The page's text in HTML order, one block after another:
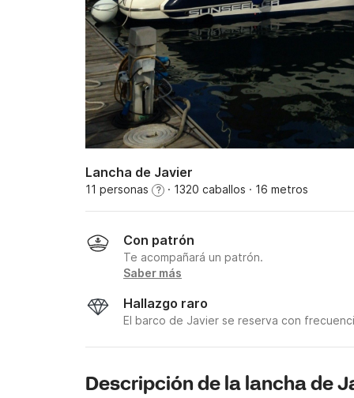
Lancha de Javier
11 personas ? · 1320 caballos · 16 metros
Con patrón
Te acompañará un patrón.
Saber más
Hallazgo raro
El barco de Javier se reserva con
Descripción de la lancha de